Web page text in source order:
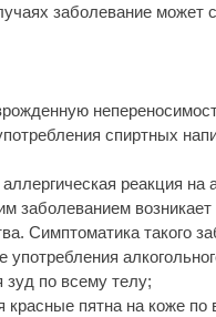
заболевание может
спиртных
реакция на
заболеванием
Симптоматика такого
употребления
зуд по всему телу;
красные пятна на коже по